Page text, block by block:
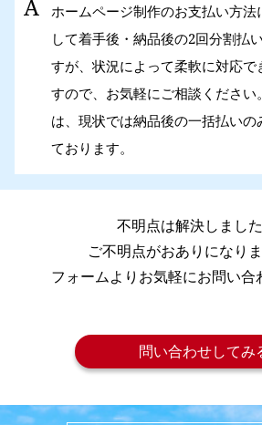
ホームページ制作のお支払い方法
して着手後・納品後の2回分割払
すが、状況によって柔軟に対応で
すので、お気軽にご相談ください
は、現状では納品後の一括払い
ております。
不明点は解決しまし
ご不明点がおありになりま
フォームよりお気軽にお問い合
問い合わせしてみ